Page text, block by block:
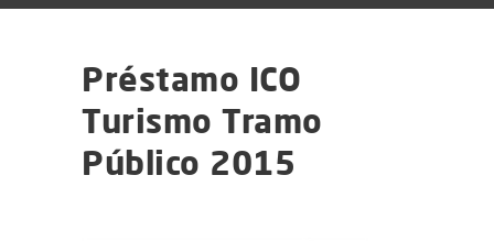
Préstamo ICO
Turismo Tramo
Público 2015